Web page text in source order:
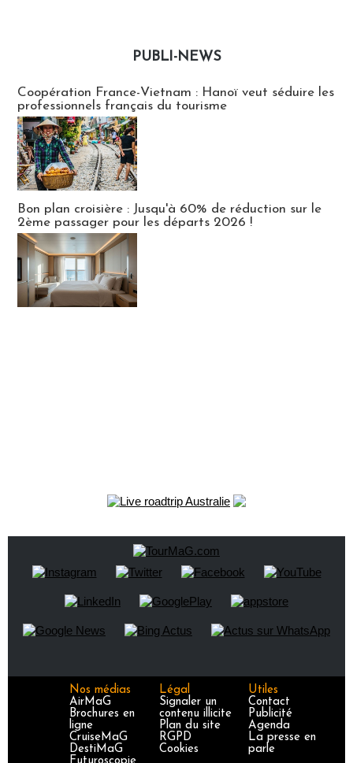
PUBLI-NEWS
Coopération France-Vietnam : Hanoï veut séduire les
professionnels français du tourisme
Bon plan croisière : Jusqu'à 60% de réduction sur le
2ème passager pour les départs 2026 !
Nos médias
AirMaG
Brochures en
ligne
CruiseMaG
DestiMaG
Légal
Signaler un
contenu illicite
Plan du site
RGPD
Cookies
Utiles
Contact
Publicité
Agenda
La presse en
parle